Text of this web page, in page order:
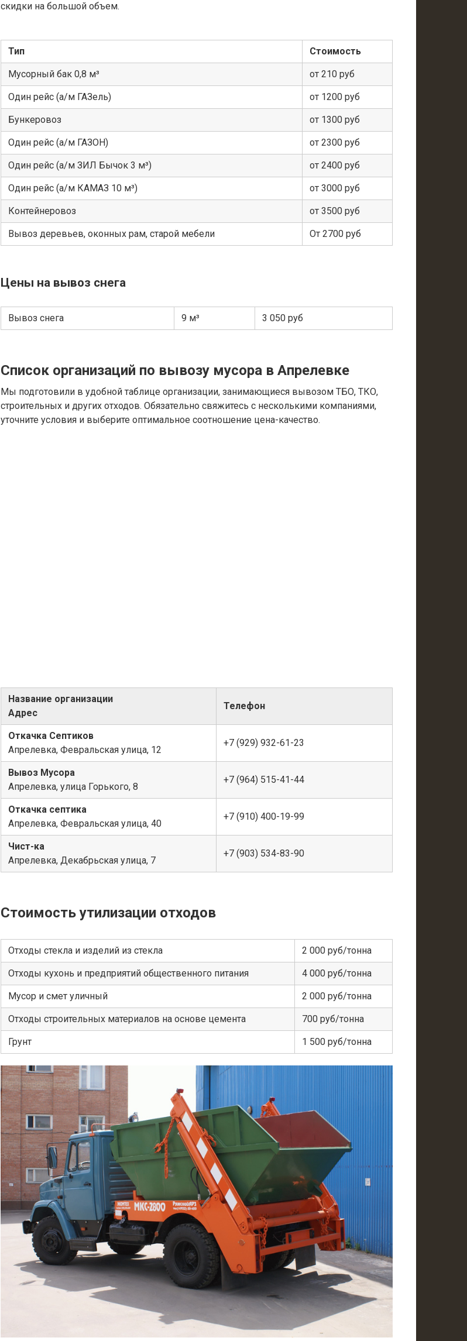
скидки на большой объем.
Тип Стоимость
Мусорный бак 0,8 м³ от 210 руб
Один рейс (а/м ГАЗель) от 1200 руб
Бункеровоз от 1300 руб
Один рейс (а/м ГАЗОН) от 2300 руб
Один рейс (а/м ЗИЛ Бычок 3 м³) от 2400 руб
Один рейс (а/м КАМАЗ 10 м³) от 3000 руб
Контейнеровоз от 3500 руб
Вывоз деревьев, оконных рам, старой мебели От 2700 руб
Цены на вывоз снега
Вывоз снега 9 м³ 3 050 руб
Список организаций по вывозу мусора в Апрелевке
Мы подготовили в удобной таблице организации, занимающиеся вывозом ТБО, ТКО,
строительных и других отходов. Обязательно свяжитесь с несколькими компаниями,
уточните условия и выберите оптимальное соотношение цена-качество.
Название организации
Адрес
Телефон
Откачка Септиков
Апрелевка, Февральская улица, 12
+7 (929) 932-61-23
Вывоз Мусора
Апрелевка, улица Горького, 8
+7 (964) 515-41-44
Откачка септика
Апрелевка, Февральская улица, 40
+7 (910) 400-19-99
Чист-ка
Апрелевка, Декабрьская улица, 7
+7 (903) 534-83-90
Стоимость утилизации отходов
Отходы стекла и изделий из стекла 2 000 руб/тонна
Отходы кухонь и предприятий общественного питания 4 000 руб/тонна
Мусор и смет уличный 2 000 руб/тонна
Отходы строительных материалов на основе цемента 700 руб/тонна
Грунт 1 500 руб/тонна